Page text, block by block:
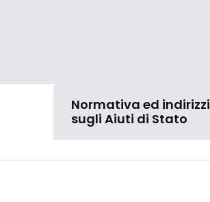
Normativa ed indirizzi
sugli Aiuti di Stato